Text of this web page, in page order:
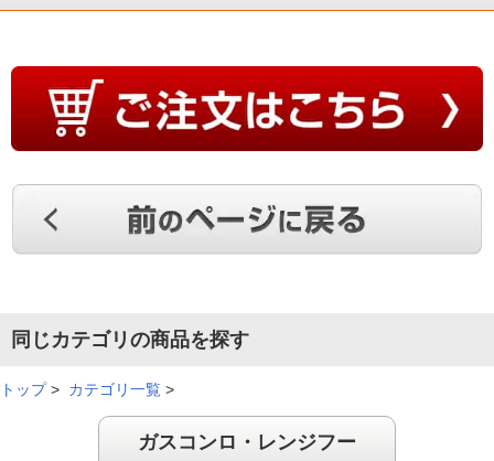
同じカテゴリの商品を探す
トップ> カテゴリ一覧 >
ガスコンロ・レンジフー